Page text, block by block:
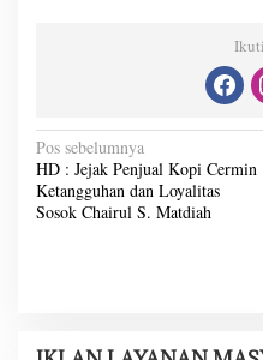
N
a
v
Pos sebelumnya
HD : Jejak Penjual Kopi Cermin
Ketangguhan dan Loyalitas
Sosok Chairul S. Matdiah